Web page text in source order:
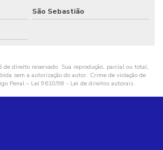
São Sebastião
direito reservado. Sua reprodução, parcial ou total,
sem a autorização do autor. Crime de violação de
Penal – Lei 9610/98 - Lei de direitos autorais.